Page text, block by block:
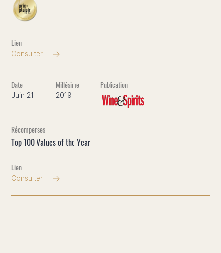
Consulter
Juin 21 2019
Top 100 Values of the Year
Consulter